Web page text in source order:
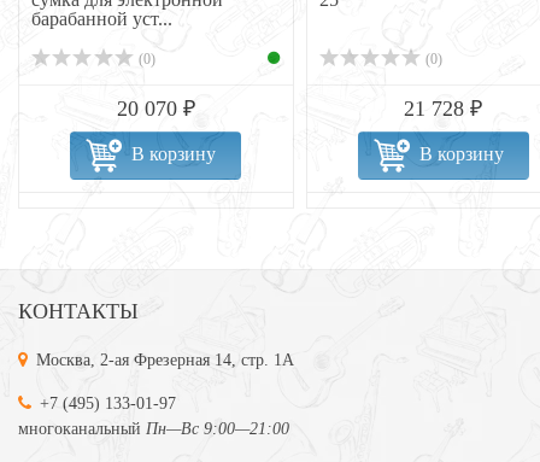
барабанной уст...
(0)
20 070 ₽
В корзину
(0)
21 728 ₽
В корзину
КОНТАКТЫ
Москва, 2-ая Фрезерная 14, стр. 1А
+7 (495) 133-01-97
многоканальный Пн—Вс 9:00—21:00